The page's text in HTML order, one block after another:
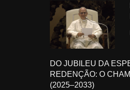
DO JUBILEU DA
REDENÇÃO: O
(2025–2033)